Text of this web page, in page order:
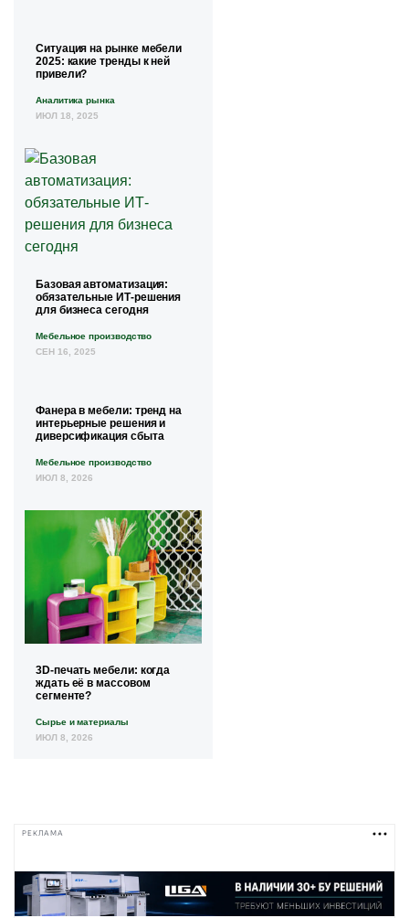
Ситуация на рынке мебели
2025: какие тренды к ней
привели?
Аналитика рынка
ИЮЛ 18, 2025
Базовая автоматизация:
обязательные ИТ-решения
для бизнеса сегодня
Мебельное производство
СЕН 16, 2025
Фанера в мебели: тренд на
интерьерные решения и
диверсификация сбыта
Мебельное производство
ИЮЛ 8, 2026
3D-печать мебели: когда
ждать её в массовом
сегменте?
Сырье и материалы
ИЮЛ 8, 2026
РЕКЛАМА